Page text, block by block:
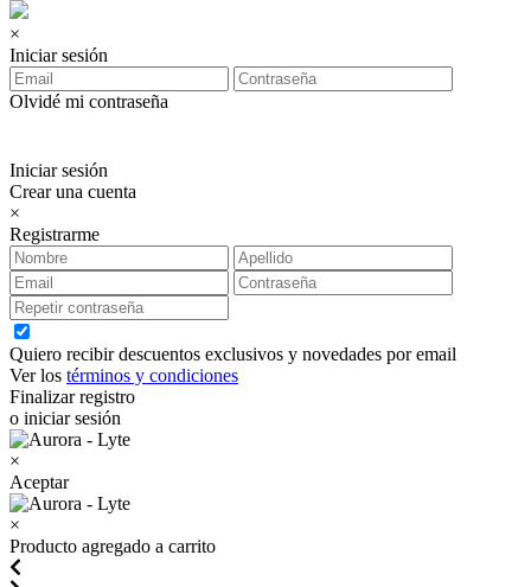
×
Iniciar sesión
Olvidé mi contraseña
Iniciar sesión
Crear una cuenta
×
Registrarme
Quiero recibir descuentos exclusivos y novedades por email
Ver los términos y condiciones
Finalizar registro
o iniciar sesión
×
Aceptar
×
Producto agregado a carrito